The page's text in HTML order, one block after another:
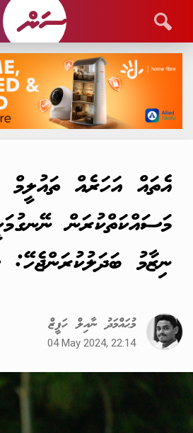
SSTV LIVE
އެތައް އަހަރެއް ތައުލީމް
މަސައްކަތްކުރަން
ނިޒާމު
މުޙައްމަދު ނާއިލް ހަފީޒް
04 May 2024, 22:14